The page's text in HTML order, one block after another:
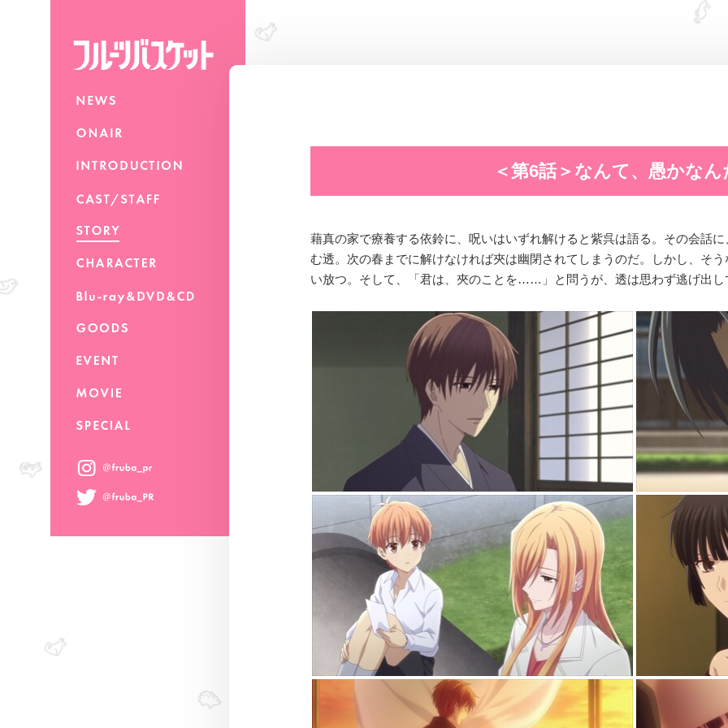
＜第6話＞なんて、愚かな
藉真の家で療養する依鈴に、呪いはいずれ解けると紫呉は語る。その会話
む透。次の春までに解けなければ夾は幽閉されてしまうのだ。しかし、そ
い放つ。そして、「君は、夾のことを……」と問うが、透は思わず逃げ出し